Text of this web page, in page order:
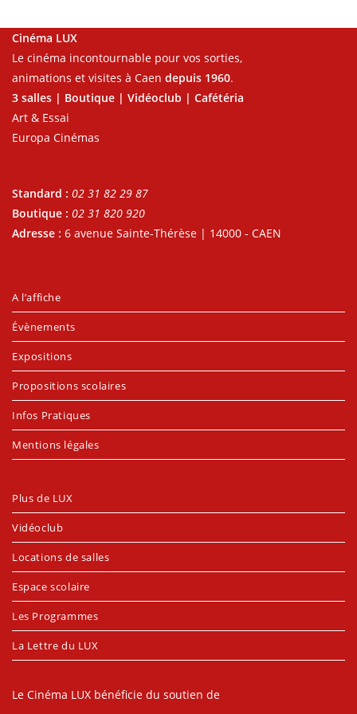
Cinéma LUX
Le cinéma incontournable pour vos sorties,
animations et visites à Caen depuis 1960.
3 salles | Boutique | Vidéoclub | Cafétéria
Art & Essai
Europa Cinémas
Standard : 02 31 82 29 87
Boutique : 02 31 820 920
Adresse : 6 avenue Sainte-Thérèse | 14000 - CAEN
A l’affiche
Évènements
Expositions
Propositions scolaires
Infos Pratiques
Mentions légales
Plus de LUX
Vidéoclub
Locations de salles
Espace scolaire
Les Programmes
La Lettre du LUX
Le Cinéma LUX bénéficie du soutien de